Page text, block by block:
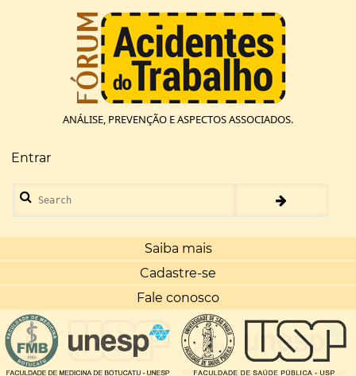
ANÁLISE, PREVENÇÃO E ASPECTOS ASSOCIADOS.
Menu
de
conta
de
usuário
Entrar
Search
Saiba mais
Cadastre-se
Fale conosco